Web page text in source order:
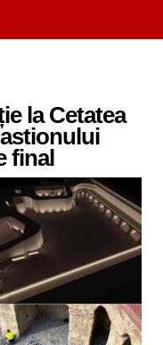
la Cetatea
final